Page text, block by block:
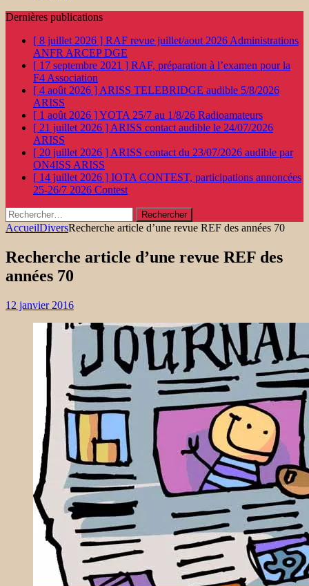
Dernières publications
[ 8 juillet 2026 ] RAF revue juillet/aout 2026 Administrations
ANFR ARCEP DGE
[ 17 septembre 2021 ] RAF, préparation à l’examen pour la
F4 Association
[ 4 août 2026 ] ARISS TELEBRIDGE audible 5/8/2026
ARISS
[ 1 août 2026 ]YOTA 25/7 au 1/8/26 Radioamateurs
[ 21 juillet 2026 ] ARISS contact audible le 24/07/2026
ARISS
[ 20 juillet 2026 ] ARISS contact du 23/07/2026 audible par
ON4ISS ARISS
[ 14 juillet 2026 ] IOTA CONTEST, participations annoncées
25-26/7 2026 Contest
Rechercher :
AccueilDiversRecherche article d’une revue REF des années 70
Recherche article d’une revue REF des
années 70
12 janvier 2016